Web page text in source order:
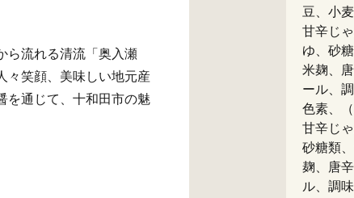
ら流れる清流「奥入瀬
々笑顔、美味しい地元産
を通じて、十和田市の魅
豆、小
甘辛じ
ゆ、砂
米麹、
ール、
色素、
甘辛じ
砂糖類
麹、唐
ル、調